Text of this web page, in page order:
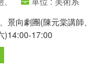
向劇團(陳元棠講師、
)14:00-17:00